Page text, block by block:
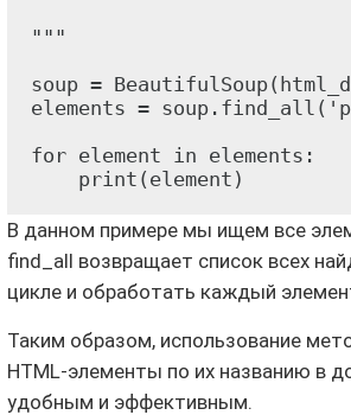
"""
soup =
elements =
for element in elements:
В данном примере мы ищем все
find_all возвращает список всех
цикле и обработать каждый
Таким образом, использование
HTML-элементы по их названию в
удобным и эффективным.